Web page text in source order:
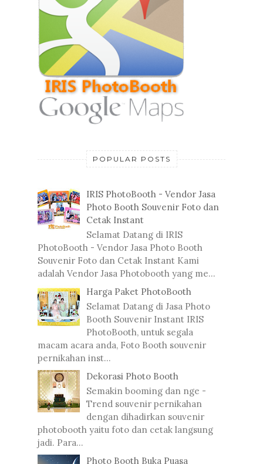
POPULAR POSTS
IRIS PhotoBooth - Vendor Jasa
Photo Booth Souvenir Foto dan
Cetak Instant
Selamat Datang di IRIS
PhotoBooth - Vendor Jasa Photo Booth
Souvenir Foto dan Cetak Instant Kami
adalah Vendor Jasa Photobooth yang me...
Harga Paket PhotoBooth
Selamat Datang di Jasa Photo
Booth Souvenir Instant IRIS
PhotoBooth, untuk segala
macam acara anda, Foto Booth souvenir
pernikahan inst...
Dekorasi Photo Booth
Semakin booming dan nge -
Trend souvenir pernikahan
dengan dihadirkan souvenir
photobooth yaitu foto dan cetak langsung
jadi. Para...
Photo Booth Buka Puasa